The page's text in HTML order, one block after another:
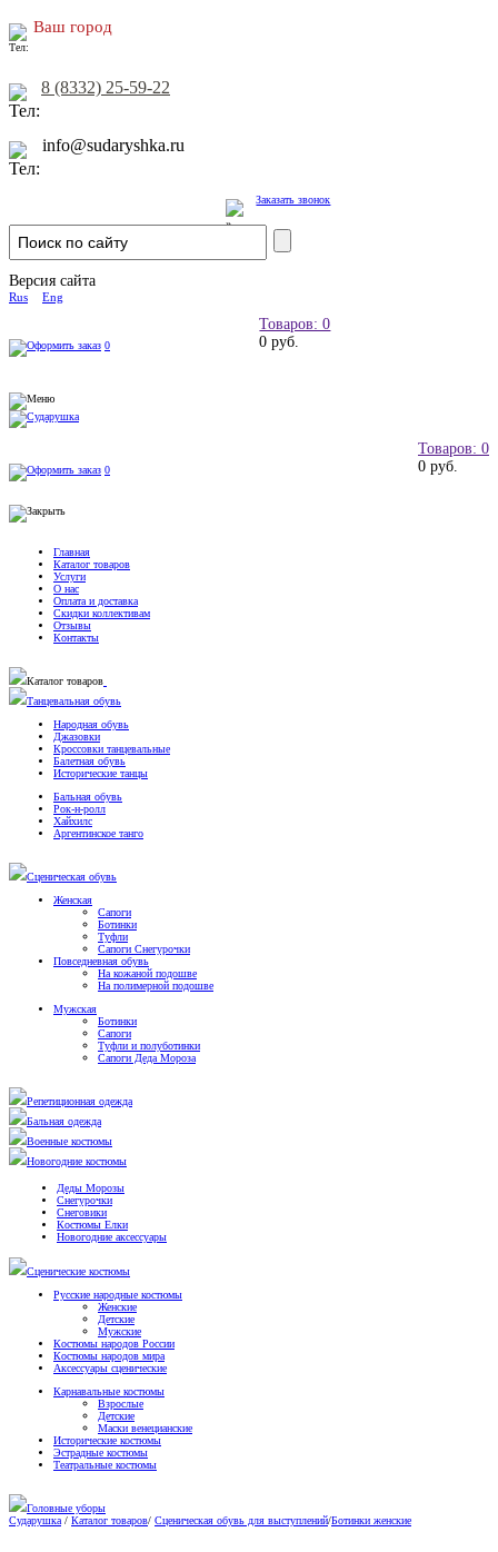
Ваш город
8 (8332) 25-59-22
info@sudaryshka.ru
Заказать звонок
Версия сайта
Rus Eng
Товаров: 0
0 руб.
0
Товаров: 0
0 руб.
0
Главная
Каталог товаров
Услуги
О нас
Оплата и доставка
Скидки коллективам
Отзывы
Контакты
Каталог товаров
Танцевальная обувь
Народная обувь
Джазовки
Кроссовки танцевальные
Балетная обувь
Исторические танцы
Бальная обувь
Рок-н-ролл
Хайхилс
Аргентинское танго
Сценическая обувь
Женская
Сапоги
Ботинки
Туфли
Сапоги Снегурочки
Повседневная обувь
На кожаной подошве
На полимерной подошве
Мужская
Ботинки
Сапоги
Туфли и полуботинки
Сапоги Деда Мороза
Репетиционная одежда
Бальная одежда
Военные костюмы
Новогодние костюмы
Деды Морозы
Снегурочки
Снеговики
Костюмы Елки
Новогодние аксессуары
Сценические костюмы
Русские народные костюмы
Женские
Детские
Мужские
Костюмы народов России
Костюмы народов мира
Аксессуары сценические
Карнавальные костюмы
Взрослые
Детские
Маски венецианские
Исторические костюмы
Эстрадные костюмы
Театральные костюмы
Головные уборы
Сударушка / Каталог товаров/ Сценическая обувь для выступлений/Ботинки женские